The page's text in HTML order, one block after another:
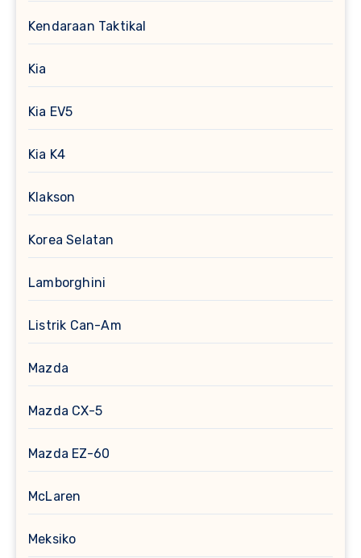
Kendaraan Taktikal
Kia
Kia EV5
Kia K4
Klakson
Korea Selatan
Lamborghini
Listrik Can-Am
Mazda
Mazda CX-5
Mazda EZ-60
McLaren
Meksiko